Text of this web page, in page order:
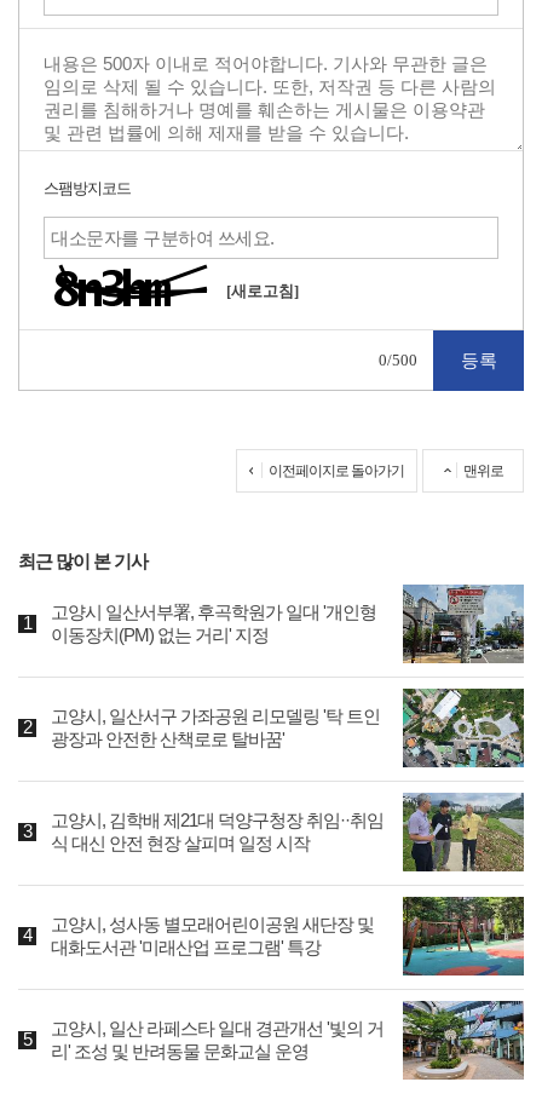
스팸방지코드
[새로고침]
0/500
이전페이지로 돌아가기 맨위로
최근 많이 본 기사
고양시 일산서부署, 후곡학원가 일대 '개인형
이동장치(PM) 없는 거리' 지정
고양시, 일산서구 가좌공원 리모델링 '탁 트인
광장과 안전한 산책로로 탈바꿈'
고양시, 김학배 제21대 덕양구청장 취임··취임
식 대신 안전 현장 살피며 일정 시작
고양시, 성사동 별모래어린이공원 새단장 및
대화도서관 '미래산업 프로그램' 특강
고양시, 일산 라페스타 일대 경관개선 '빛의 거
리' 조성 및 반려동물 문화교실 운영